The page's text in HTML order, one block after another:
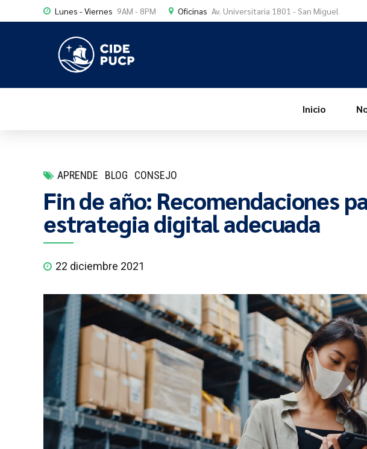
Lunes - Viernes 9AM - 8PM Oficinas Av. Universitaria 1801 - San Miguel
Inicio
APRENDE BLOG CONSEJO
Fin de año: Recomendaciones
estrategia digital adecuada
22 diciembre 2021